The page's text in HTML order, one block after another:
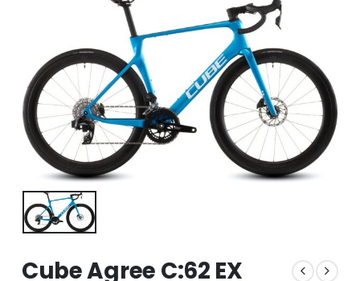
Cube Agree C:62 EX